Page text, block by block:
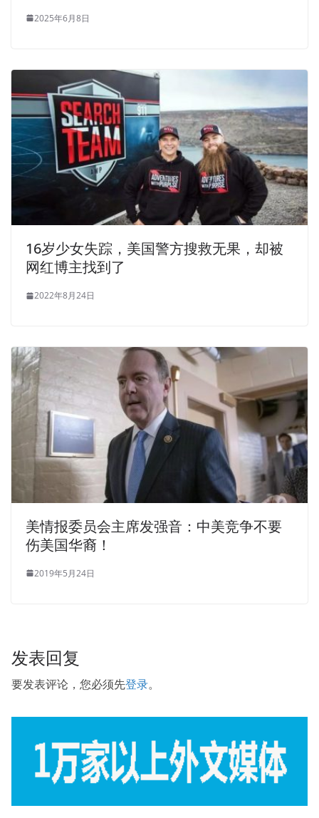
2025年6月8日
16岁少女失踪，美国警方搜救无果，却被
网红博主找到了
2022年8月24日
美情报委员会主席发强音：中美竞争不要
伤美国华裔！
2019年5月24日
发表回复
要发表评论，您必须先登录。